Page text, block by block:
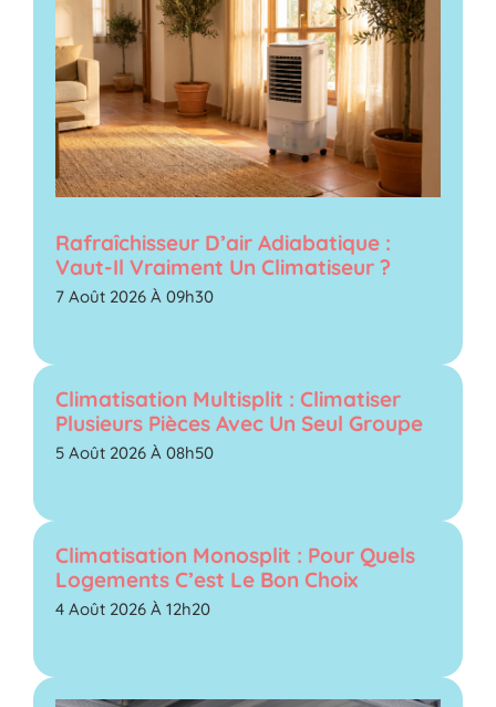
Rafraîchisseur D’air Adiabatique :
Vaut-Il Vraiment Un Climatiseur ?
7 Août 2026 À 09h30
Climatisation Multisplit : Climatiser
Plusieurs Pièces Avec Un Seul Groupe
5 Août 2026 À 08h50
Climatisation Monosplit : Pour Quels
Logements C’est Le Bon Choix
4 Août 2026 À 12h20